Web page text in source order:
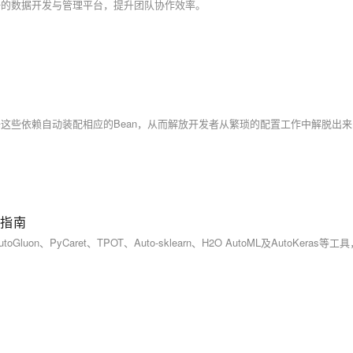
数据开发与管理平台，提升团队协作效率。
南